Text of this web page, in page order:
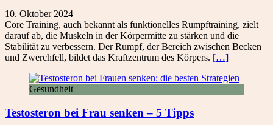
10. Oktober 2024
Core Training, auch bekannt als funktionelles Rumpftraining, zielt
darauf ab, die Muskeln in der Körpermitte zu stärken und die
Stabilität zu verbessern. Der Rumpf, der Bereich zwischen Becken
und Zwerchfell, bildet das Kraftzentrum des Körpers. […]
Gesundheit
Testosteron bei Frau senken – 5 Tipps